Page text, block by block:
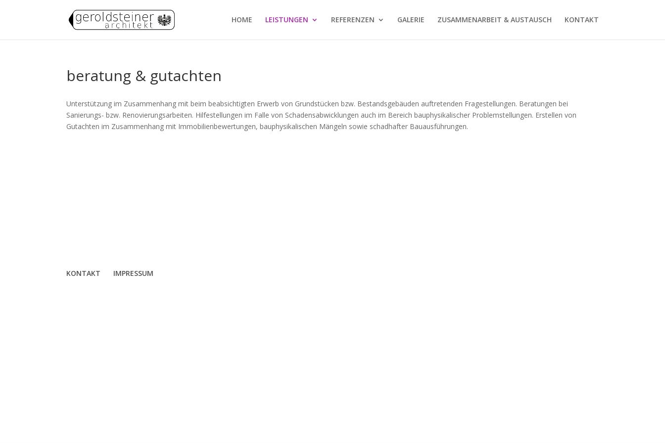
HOME LEISTUNGEN REFERENZEN GALERIE ZUSAMMENARBEIT & AUSTAUSCH KONTAKT
beratung & gutachten
Unterstützung im Zusammenhang mit beim beabsichtigten Erwerb von Grundstücken bzw. Bestandsgebäuden auftretenden Fragestellungen. Beratungen bei
Sanierungs- bzw. Renovierungsarbeiten. Hilfestellungen im Falle von Schadensabwicklungen auch im Bereich bauphysikalischer Problemstellungen. Erstellen von
Gutachten im Zusammenhang mit Immobilienbewertungen, bauphysikalischen Mängeln sowie schadhafter Bauausführungen.
KONTAKT IMPRESSUM